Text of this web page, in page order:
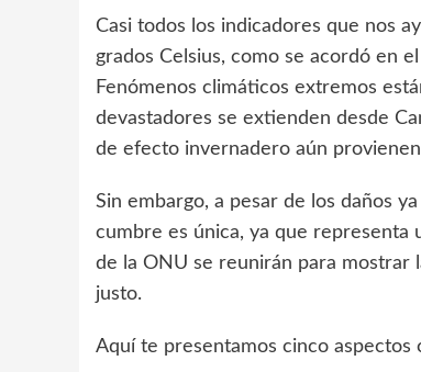
Casi todos los indicadores que nos
grados Celsius, como se acordó en
Fenómenos climáticos extremos
devastadores se extienden desde
de efecto invernadero aún
Sin embargo, a pesar de los daños
cumbre es única, ya que
de la ONU se reunirán para mostrar
justo.
Aquí te presentamos cinco aspectos